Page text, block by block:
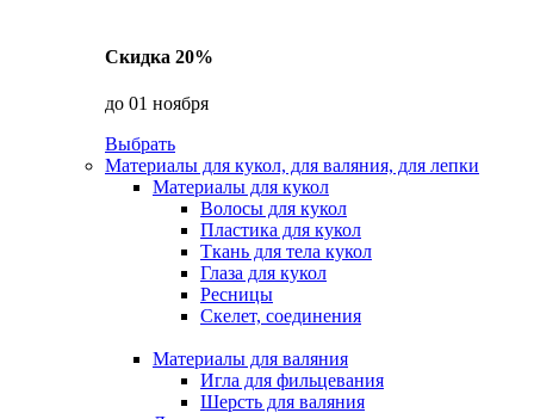
Скидка 20%
до 01 ноября
Выбрать
Материалы для кукол, для валяния, для лепки
Материалы для кукол
Волосы для кукол
Пластика для кукол
Ткань для тела кукол
Глаза для кукол
Ресницы
Скелет, соединения
Материалы для валяния
Игла для фильцевания
Шерсть для валяния